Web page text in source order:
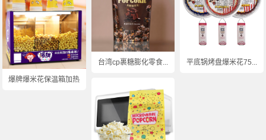
爆牌爆米花保温箱加热...
台湾cp裹糖膨化零食... 平底锅烤盘爆米花75...